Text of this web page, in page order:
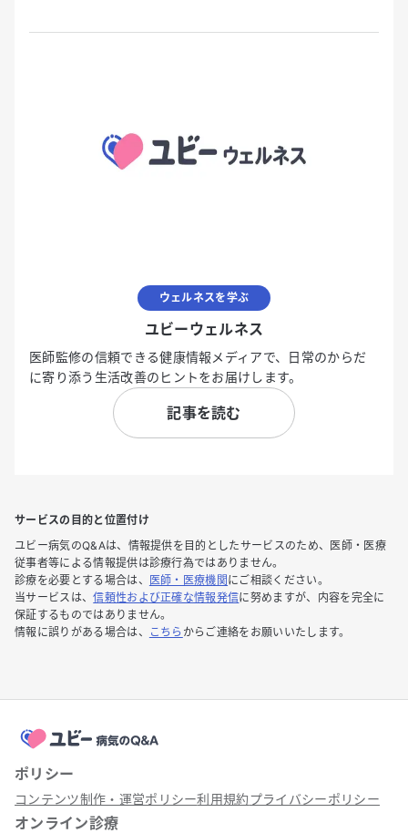
ウェルネスを学ぶ
ユビーウェルネス
医師監修の信頼できる健康情報メディアで、日常のからだ
に寄り添う生活改善のヒントをお届けします。
記事を読む
サービスの目的と位置付け
ユビー病気のQ&Aは、情報提供を目的としたサービスのため、医師・医療
従事者等による情報提供は診療行為ではありません。
診療を必要とする場合は、
医師・医療機関 にご相談ください。
当サービスは、信頼性および正確な情報発信に努めますが、内容を完全に
保証するものではありません。
情報に誤りがある場合は、
こちら からご連絡をお願いいたします。
ポリシー
コンテンツ制作・運営ポリシー利用規約プライバシーポリシー
オンライン診療